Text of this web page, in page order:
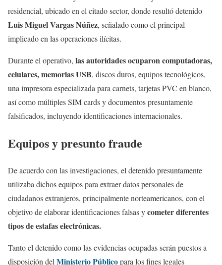
residencial, ubicado en el citado sector, donde resultó detenido
Luis Miguel Vargas Núñez, señalado como el principal
implicado en las operaciones ilícitas.
Durante el operativo, las autoridades ocuparon computadoras,
celulares, memorias USB, discos duros, equipos tecnológicos,
una impresora especializada para carnets, tarjetas PVC en blanco,
así como múltiples SIM cards y documentos presuntamente
falsificados, incluyendo identificaciones internacionales.
Equipos y presunto fraude
De acuerdo con las investigaciones, el detenido presuntamente
utilizaba dichos equipos para extraer datos personales de
ciudadanos extranjeros, principalmente norteamericanos, con el
objetivo de elaborar identificaciones falsas ycometer diferentes
tipos de estafas electrónicas.
Tanto el detenido como las evidencias ocupadas serán puestos a
disposición del Ministerio Públicopara los fines legales